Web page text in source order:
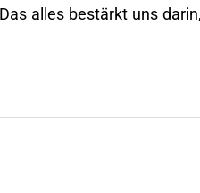
alles bestärkt uns